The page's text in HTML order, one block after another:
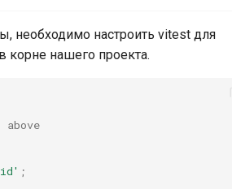
необходимо настроить vitest для
в корне нашего проекта.
;